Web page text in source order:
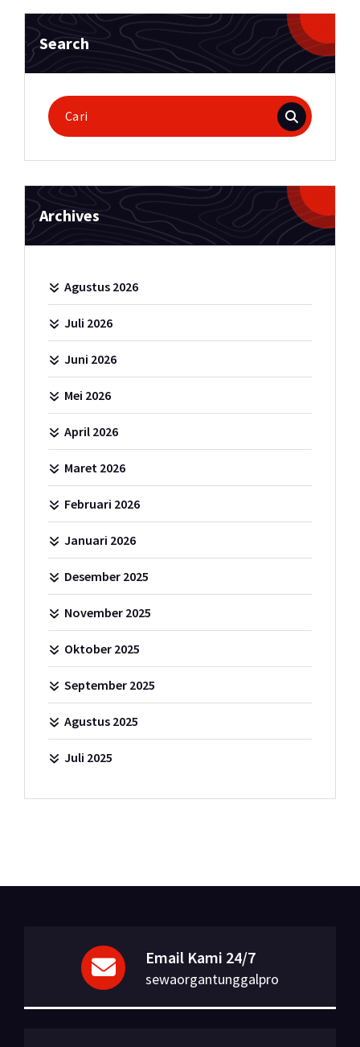
Search
Pencarian
untuk:
Archives
Agustus 2026
Juli 2026
Juni 2026
Mei 2026
April 2026
Maret 2026
Februari 2026
Januari 2026
Desember 2025
November 2025
Oktober 2025
September 2025
Agustus 2025
Juli 2025
Email Kami 24/7
sewaorgantunggalpro